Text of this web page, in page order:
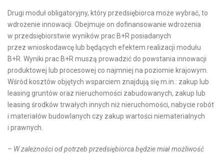
Drugi moduł obligatoryjny, który przedsiębiorca może wybrać, to
wdrożenie innowacji. Obejmuje on dofinansowanie wdrożenia
w przedsiębiorstwie wyników prac B+R posiadanych
przez wnioskodawcę lub będących efektem realizacji modułu
B+R. Wyniki prac B+R muszą prowadzić do powstania innowacji
produktowej lub procesowej co najmniej na poziomie krajowym.
Wśród kosztów objętych wsparciem znajdują się m.in.: zakup lub
leasing gruntów oraz nieruchomości zabudowanych, zakup lub
leasing środków trwałych innych niż nieruchomości, nabycie robót
i materiałów budowlanych czy zakup wartości niematerialnych
i prawnych.
– W zależności od potrzeb przedsiębiorca będzie miał możliwość